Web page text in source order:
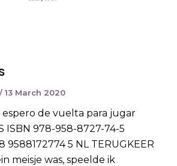
/13 March 2020
espero de vuelta para jugar
ISBN 978-958-8727-74-5
9588172774 5 NL TERUGKEER
meisje was, speelde ik